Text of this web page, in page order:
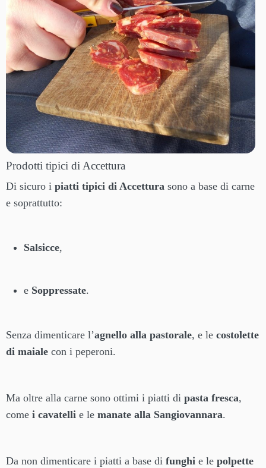
Prodotti tipici di Accettura
Di sicuro i piatti tipici di Accettura sono a base di carne
e soprattutto:
Salsicce,
e Soppressate.
Senza dimenticare l’agnello alla pastorale, e le costolette
di maiale con i peperoni.
Ma oltre alla carne sono ottimi i piatti di pasta fresca,
come i cavatelli e le manate alla Sangiovannara.
Da non dimenticare i piatti a base di funghi e le polpette